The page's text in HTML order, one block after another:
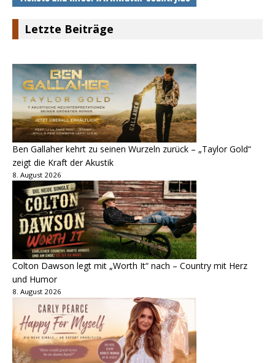
Letzte Beiträge
Ben Gallaher kehrt zu seinen Wurzeln zurück – „Taylor Gold“
zeigt die Kraft der Akustik
8. August 2026
Colton Dawson legt mit „Worth It“ nach – Country mit Herz
und Humor
8. August 2026